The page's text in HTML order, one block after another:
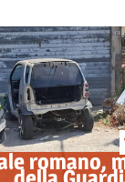
romano,